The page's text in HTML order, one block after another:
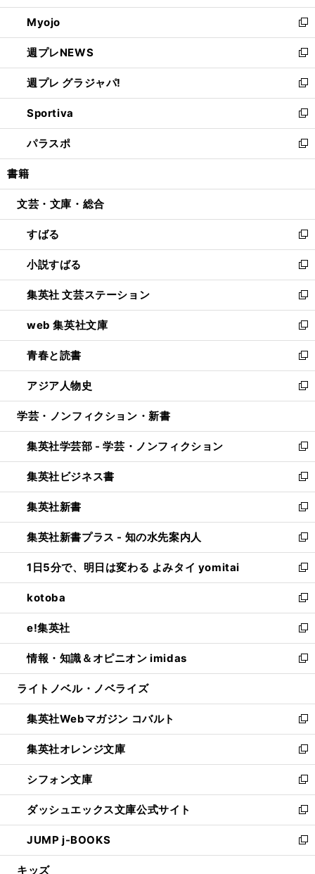
開
く
ウ
で
開
く
ン
ド
ウ
で
開
く
ウ
ィ
ン
ド
ウ
で
開
く
Myojo
新
し
い
ウ
ィ
ン
ド
ウ
で
開
週プレNEWS
新
し
い
ウ
ィ
ン
ド
ウ
開
週プレ グラジャパ!
新
し
い
ウ
ィ
ン
ウ
開
く
Sportiva
新
し
い
ウ
ン
ウ
で
開
く
パラスポ
新
し
ウ
ン
ド
ウ
で
開
く
書籍
文芸・文庫・総合
すばる
新
し
い
ウ
ィ
ン
ド
ウ
で
開
く
小説すばる
新
し
い
ウ
ィ
ン
ド
ウ
で
開
集英社 文芸ステーション
新
し
い
ウ
ィ
ン
ド
ウ
開
く
web 集英社文庫
新
し
い
ウ
ィ
ン
ウ
で
開
く
青春と読書
新
し
い
ウ
ン
ド
ウ
で
開
く
アジア人物史
新
し
ウ
ィ
ン
ド
ウ
で
開
く
学芸・ノンフィクション・新書
集英社学芸部 - 学芸・ノンフィクション
新
し
い
ウ
ィ
ン
ド
ウ
で
開
く
集英社ビジネス書
新
し
い
ウ
ィ
ン
ド
ウ
で
開
く
集英社新書
新
し
い
ウ
ィ
ン
ド
ウ
で
開
く
集英社新書プラス - 知の水先案内人
新
し
い
ウ
ィ
ン
ド
ウ
で
開
1日5分で、明日は変わる よみタイ yomitai
新
し
い
ウ
ィ
ン
ド
ウ
開
く
kotoba
新
し
い
ウ
ィ
ン
ウ
で
開
く
e!集英社
新
し
い
ウ
ン
ド
ウ
で
開
く
情報・知識＆オピニオン imidas
新
し
ウ
ィ
ン
ド
ウ
で
開
く
ライトノベル・ノベライズ
集英社Webマガジン コバルト
新
し
い
ウ
ィ
ン
ド
ウ
で
開
集英社オレンジ文庫
新
し
い
ウ
ィ
ン
ド
ウ
シフォン文庫
新
し
い
ウ
ィ
ン
ダッシュエックス文庫公式サイト
新
し
い
ウ
JUMP j-BOOKS
新
し
キッズ